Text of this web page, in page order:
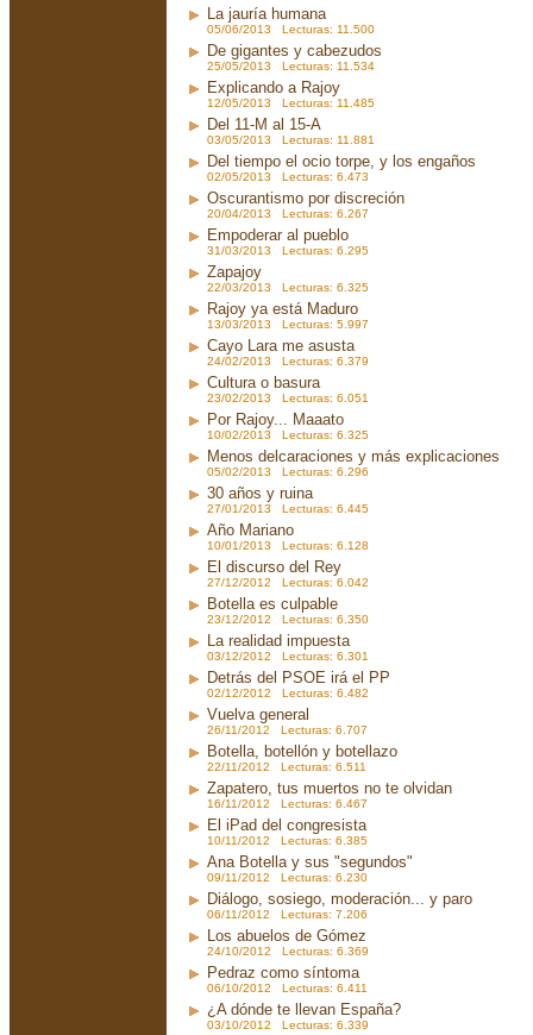
La jauría humana
05/06/2013 Lecturas: 11.500
De gigantes y cabezudos
25/05/2013 Lecturas: 11.534
Explicando a Rajoy
12/05/2013 Lecturas: 11.485
Del 11-M al 15-A
03/05/2013 Lecturas: 11.881
Del tiempo el ocio torpe, y los engaños
02/05/2013 Lecturas: 6.473
Oscurantismo por discreción
20/04/2013 Lecturas: 6.267
Empoderar al pueblo
31/03/2013 Lecturas: 6.295
Zapajoy
22/03/2013 Lecturas: 6.325
Rajoy ya está Maduro
13/03/2013 Lecturas: 5.997
Cayo Lara me asusta
24/02/2013 Lecturas: 6.379
Cultura o basura
23/02/2013 Lecturas: 6.051
Por Rajoy... Maaato
10/02/2013 Lecturas: 6.325
Menos delcaraciones y más explicaciones
05/02/2013 Lecturas: 6.296
30 años y ruina
27/01/2013 Lecturas: 6.445
Año Mariano
10/01/2013 Lecturas: 6.128
El discurso del Rey
27/12/2012 Lecturas: 6.042
Botella es culpable
23/12/2012 Lecturas: 6.350
La realidad impuesta
03/12/2012 Lecturas: 6.301
Detrás del PSOE irá el PP
02/12/2012 Lecturas: 6.482
Vuelva general
26/11/2012 Lecturas: 6.707
Botella, botellón y botellazo
22/11/2012 Lecturas: 6.511
Zapatero, tus muertos no te olvidan
16/11/2012 Lecturas: 6.467
El iPad del congresista
10/11/2012 Lecturas: 6.385
Ana Botella y sus "segundos"
09/11/2012 Lecturas: 6.230
Diálogo, sosiego, moderación... y paro
06/11/2012 Lecturas: 7.206
Los abuelos de Gómez
24/10/2012 Lecturas: 6.369
Pedraz como síntoma
06/10/2012 Lecturas: 6.411
¿A dónde te llevan España?
03/10/2012 Lecturas: 6.339